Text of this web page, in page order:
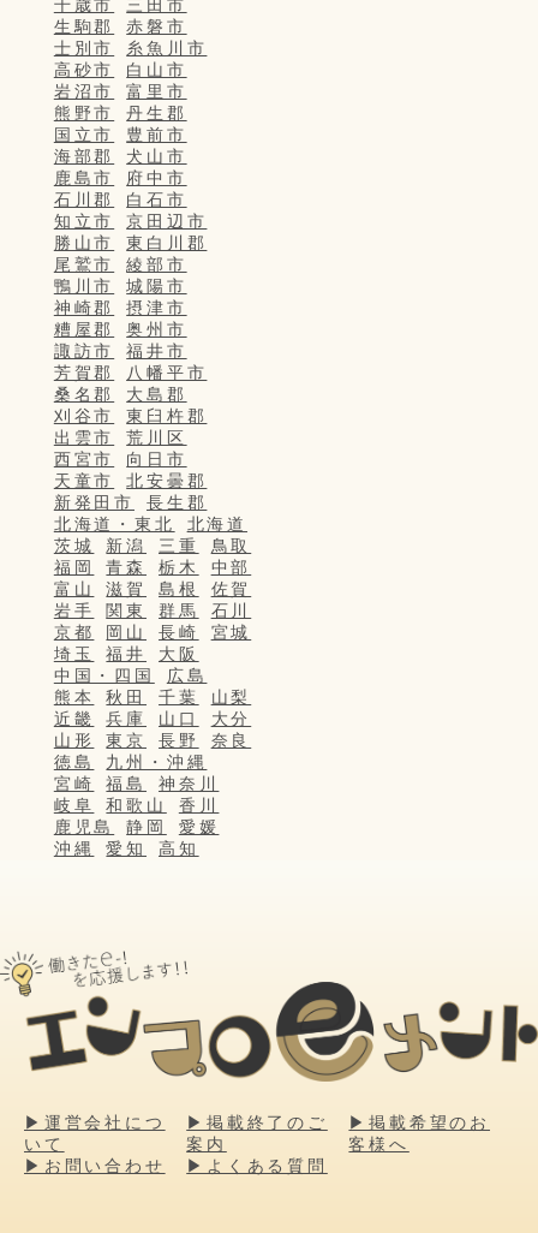
千歳市
三田市
生駒郡
赤磐市
士別市
糸魚川市
高砂市
白山市
岩沼市
富里市
熊野市
丹生郡
国立市
豊前市
海部郡
犬山市
鹿島市
府中市
石川郡
白石市
知立市
京田辺市
勝山市
東白川郡
尾鷲市
綾部市
鴨川市
城陽市
神崎郡
摂津市
糟屋郡
奥州市
諏訪市
福井市
芳賀郡
八幡平市
桑名郡
大島郡
刈谷市
東臼杵郡
出雲市
荒川区
西宮市
向日市
天童市
北安曇郡
新発田市
長生郡
北海道・東北
北海道
茨城
新潟 三重
鳥取
福岡
青森 栃木
中部
富山
滋賀 島根
佐賀
岩手
関東 群馬
石川
京都
岡山 長崎
宮城
埼玉
福井
大阪
中国・四国
広島
熊本
秋田 千葉
山梨
近畿
兵庫 山口
大分
山形
東京 長野
奈良
徳島
九州・沖縄
宮崎
福島
神奈川
岐阜
和歌山
香川
鹿児島
静岡
愛媛
沖縄
愛知 高知
▶運営会社につ
いて
▶掲載終了のご
案内
▶掲載希望のお
客様へ
▶お問い合わせ
▶よくある質問